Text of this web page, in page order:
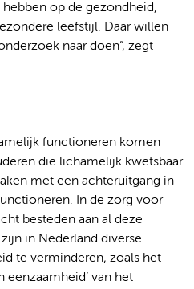
op de gezondheid,
leefstijl. Daar willen
naar doen”, zegt
functioneren komen
die lichamelijk kwetsbaar
met een achteruitgang in
In de zorg voor
besteden aan al deze
in Nederland diverse
te verminderen, zoals het
eenzaamheid’ van het